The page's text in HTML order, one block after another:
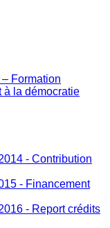
Formation
à la démocratie
- Contribution
- Financement
- Report crédits